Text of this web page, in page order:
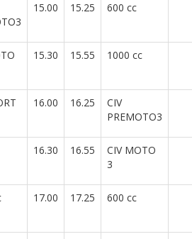
15.00 15.25 600 cc
15.30 15.55 1000 cc
16.00 16.25
CIV
PREMOTO3
16.30 16.55
CIV MOTO
3
17.00 17.25 600 cc